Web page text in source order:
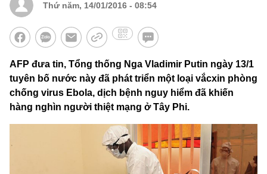
Thứ năm, 14/01/2016 - 08:54
AFP đưa tin, Tổng thống Nga Vladimir Putin ngày 13/1
tuyên bố nước này đã phát triển một loại vắcxin phòng
chống virus Ebola, dịch bệnh nguy hiểm đã khiến
hàng nghìn người thiệt mạng ở Tây Phi.